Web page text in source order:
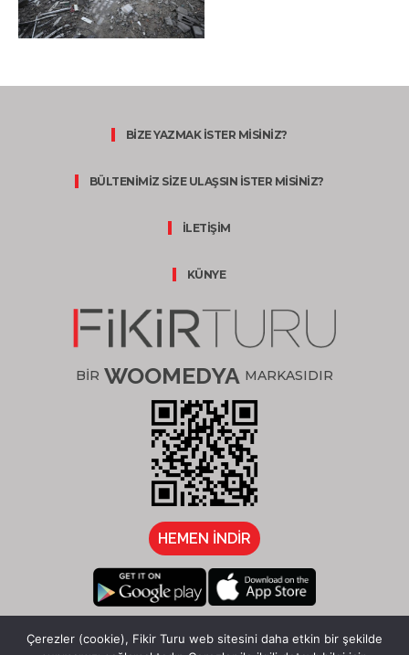
BİZE YAZMAK İSTER MİSİNİZ?
BÜLTENİMİZ SİZE ULAŞSIN İSTER MİSİNİZ?
İLETİŞİM
KÜNYE
BİR WOOMEDYA MARKASIDIR
HEMEN İNDİR
Çerezler (cookie), Fikir Turu web sitesini daha etkin bir şekilde